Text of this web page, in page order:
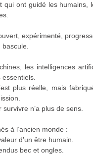
ont guidé les humains,
expérimenté,
les intelligences
plus réelle, mais
n’a plus de sens.
à l’ancien monde :
d’un être humain.
bec et ongles.